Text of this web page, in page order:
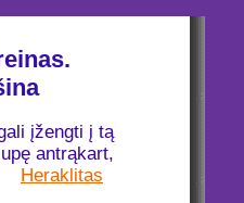
įžengti į tą
antrąkart,
Heraklitas